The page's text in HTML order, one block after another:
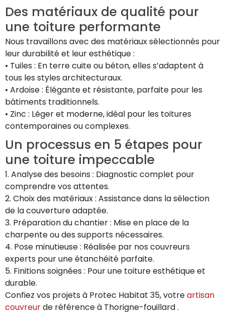
Des matériaux de qualité pour
une toiture performante
Nous travaillons avec des matériaux sélectionnés pour
leur durabilité et leur esthétique :
• Tuiles : En terre cuite ou béton, elles s’adaptent à
tous les styles architecturaux.
• Ardoise : Élégante et résistante, parfaite pour les
bâtiments traditionnels.
• Zinc : Léger et moderne, idéal pour les toitures
contemporaines ou complexes.
Un processus en 5 étapes pour
une toiture impeccable
1. Analyse des besoins : Diagnostic complet pour
comprendre vos attentes.
2. Choix des matériaux : Assistance dans la sélection
de la couverture adaptée.
3. Préparation du chantier : Mise en place de la
charpente ou des supports nécessaires.
4. Pose minutieuse : Réalisée par nos couvreurs
experts pour une étanchéité parfaite.
5. Finitions soignées : Pour une toiture esthétique et
durable.
Confiez vos projets à Protec Habitat 35, votreartisan
couvreurde référence à Thorigne-fouillard .